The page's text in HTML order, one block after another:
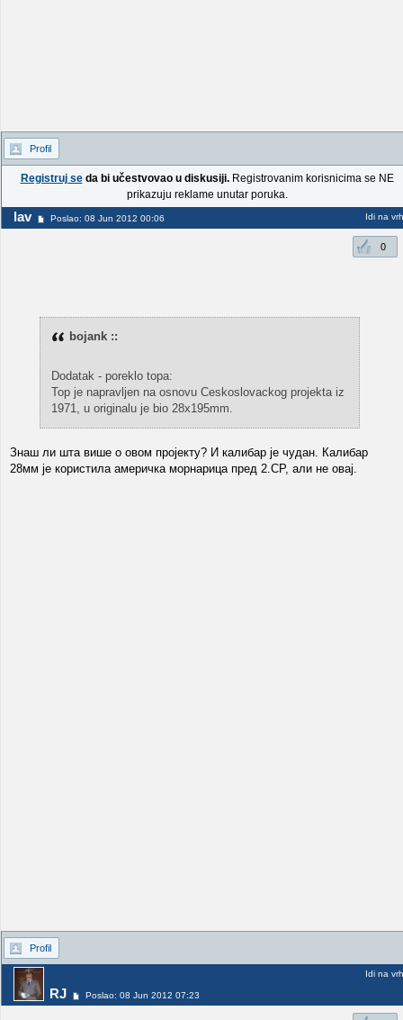
Profil
Registruj seda bi učestvovao u diskusiji.Registrovanim korisnicima se NE
prikazuju reklame unutar poruka.
lav Poslao: 08 Jun 2012 00:06 Idi na vrh
0
bojank ::
Dodatak - poreklo topa:
Top je napravljen na osnovu Ceskoslovackog projekta iz
1971, u originalu je bio 28x195mm.
Знаш ли шта више о овом пројекту? И калибар је чудан. Калибар
28мм је користила америчка морнарица пред 2.СР, али не овај.
Profil
RJ Poslao: 08 Jun 2012 07:23
Idi na vrh